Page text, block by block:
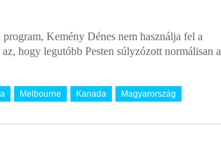
Kemény Dénes nem használja fel a
hogy legutóbb Pesten súlyzózott normálisan a
Melbourne Kanada Magyarország